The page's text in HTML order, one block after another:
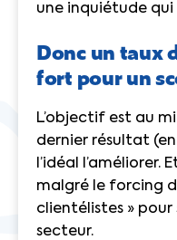
une inquiétude
Donc un taux
fort pour un
L’objectif est au
dernier résultat
l’idéal l’améliorer.
malgré le forcing
clientélistes » pour
secteur.